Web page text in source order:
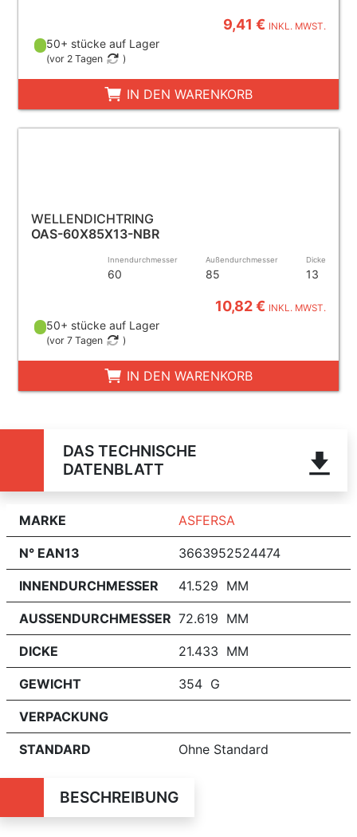
9,41 € INKL. MWST.
50+ stücke auf Lager
(vor 2 Tagen )
IN DEN WARENKORB
WELLENDICHTRING
OAS-60X85X13-NBR
Innendurchmesser
60
Außendurchmesser
85
Dicke
13
10,82 € INKL. MWST.
50+ stücke auf Lager
(vor 7 Tagen )
IN DEN WARENKORB
DAS TECHNISCHE
DATENBLATT
MARKE ASFERSA
N° EAN13 3663952524474
INNENDURCHMESSER 41.529 MM
AUSSENDURCHMESSER 72.619 MM
DICKE 21.433 MM
GEWICHT 354 G
VERPACKUNG
STANDARD Ohne Standard
BESCHREIBUNG